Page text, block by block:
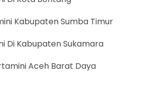
Kabupaten Sumba Timur
Di Kabupaten Sukamara
Aceh Barat Daya